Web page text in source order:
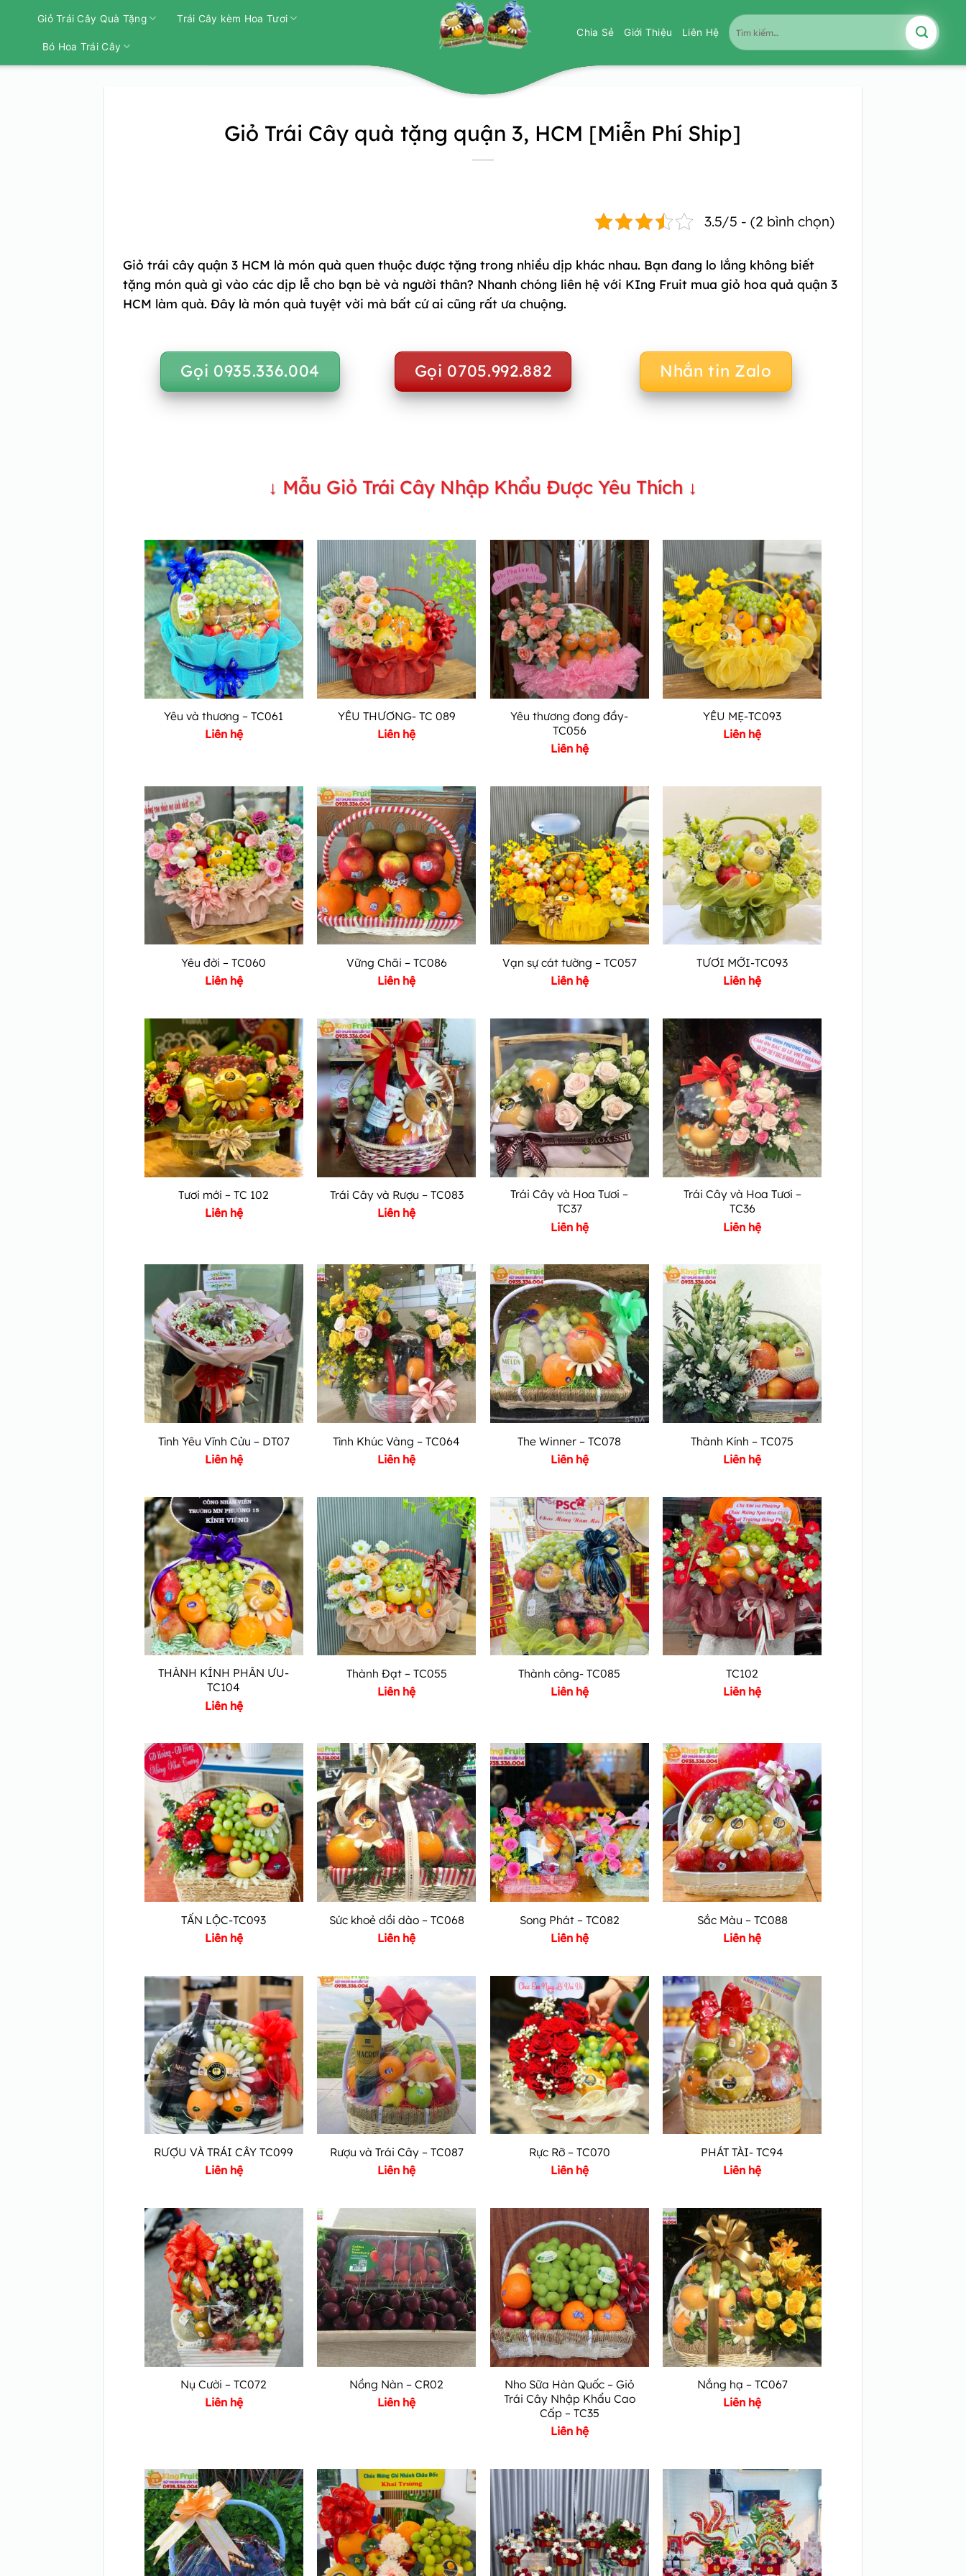
dung
Giỏ Trái Cây Quà Tặng Trái Cây kèm Hoa Tươi
Bó Hoa Trái Cây
Chia Sẻ Giới Thiệu Liên Hệ
Tìm
kiếm:
Giỏ Trái Cây quà tặng quận 3, HCM [Miễn Phí Ship]
3.5/5 - (2 bình chọn)
Giỏ trái cây quận 3 HCM là món quà quen thuộc được tặng trong nhiều dịp khác nhau. Bạn đang lo lắng không biết
tặng món quà gì vào các dịp lễ cho bạn bè và người thân? Nhanh chóng liên hệ với KIng Fruit mua giỏ hoa quả quận 3
HCM làm quà. Đây là món quà tuyệt vời mà bất cứ ai cũng rất ưa chuộng.
Gọi 0935.336.004 Gọi 0705.992.882 Nhắn tin Zalo
↓ Mẫu Giỏ Trái Cây Nhập Khẩu Được Yêu Thích ↓
Yêu và thương – TC061
Liên hệ
YÊU THƯƠNG- TC 089
Liên hệ
Yêu thương đong đầy-
TC056
Liên hệ
YÊU MẸ-TC093
Liên hệ
Yêu đời – TC060
Liên hệ
Vững Chãi – TC086
Liên hệ
Vạn sự cát tường – TC057
Liên hệ
TƯƠI MỚI-TC093
Liên hệ
Tươi mới – TC 102
Liên hệ
Trái Cây và Rượu – TC083
Liên hệ
Trái Cây và Hoa Tươi –
TC37
Liên hệ
Trái Cây và Hoa Tươi –
TC36
Liên hệ
Tình Yêu Vĩnh Cửu – DT07
Liên hệ
Tình Khúc Vàng – TC064
Liên hệ
The Winner – TC078
Liên hệ
Thành Kính – TC075
Liên hệ
THÀNH KÍNH PHÂN ƯU-
TC104
Liên hệ
Thành Đạt – TC055
Liên hệ
Thành công- TC085
Liên hệ
TC102
Liên hệ
TẤN LỘC-TC093
Liên hệ
Sức khoẻ dồi dào – TC068
Liên hệ
Song Phát – TC082
Liên hệ
Sắc Màu – TC088
Liên hệ
RƯỢU VÀ TRÁI CÂY TC099
Liên hệ
Rượu và Trái Cây – TC087
Liên hệ
Rực Rỡ – TC070
Liên hệ
PHÁT TÀI- TC94
Liên hệ
Nụ Cười – TC072
Liên hệ
Nồng Nàn – CR02
Liên hệ
Nho Sữa Hàn Quốc – Giỏ
Trái Cây Nhập Khẩu Cao
Cấp – TC35
Liên hệ
Nắng hạ – TC067
Liên hệ